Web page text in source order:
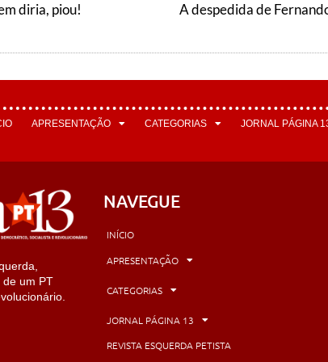
diria, piou! A despedida de
APRESENTAÇÃO CATEGORIAS JORNAL PÁGINA
de um PT
NAVEGUE
INÍCIO
APRESENTAÇÃO
CATEGORIAS
JORNAL PÁGINA 13
REVISTA ESQUERDA PETISTA